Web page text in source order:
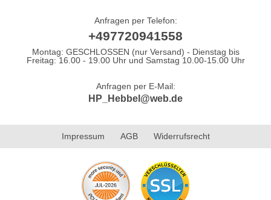
Anfragen per Telefon:
+497720941558
Montag: GESCHLOSSEN (nur Versand) - Dienstag bis
Freitag: 16.00 - 19.00 Uhr und Samstag 10.00-15.00 Uhr
Anfragen per E-Mail:
HP_Hebbel@web.de
Impressum AGB Widerrufsrecht